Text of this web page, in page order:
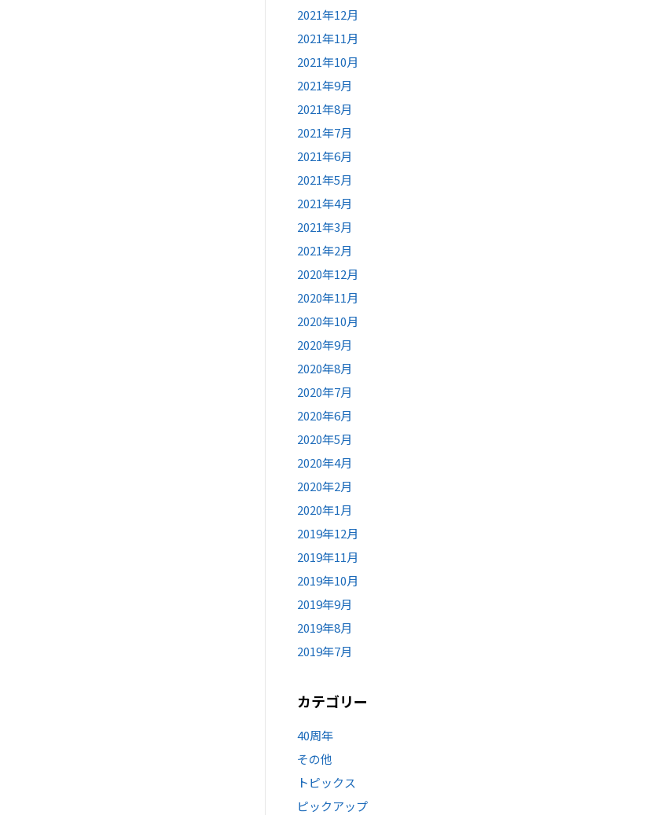
2021年12月
2021年11月
2021年10月
2021年9月
2021年8月
2021年7月
2021年6月
2021年5月
2021年4月
2021年3月
2021年2月
2020年12月
2020年11月
2020年10月
2020年9月
2020年8月
2020年7月
2020年6月
2020年5月
2020年4月
2020年2月
2020年1月
2019年12月
2019年11月
2019年10月
2019年9月
2019年8月
2019年7月
カテゴリー
40周年
その他
トピックス
ピックアップ